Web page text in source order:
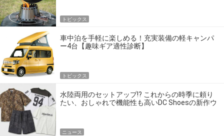
トピックス
車中泊を手軽に楽しめる！充実装備の軽キャンパ
ー4台【趣味ギア適性診断】
トピックス
水陸両用のセットアップ!? これからの時季に頼り
たい、おしゃれで機能性も高いDC Shoesの新作ウ
ニュース